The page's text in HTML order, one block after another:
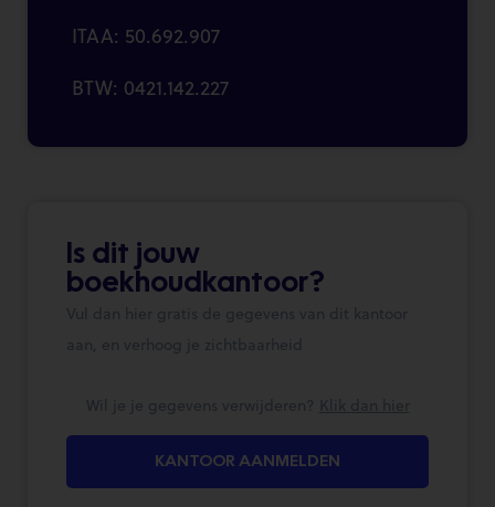
ITAA: 50.692.907
BTW: 0421.142.227
Is dit jouw
boekhoudkantoor?
Vul dan hier gratis de gegevens van dit kantoor
aan, en verhoog je zichtbaarheid
Wil je je gegevens verwijderen? Klik dan hier
KANTOOR AANMELDEN